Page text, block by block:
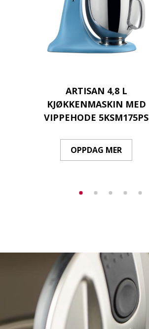
ARTISAN 4,8 L
KJØKKENMASKIN MED
VIPPEHODE 5KSM175PS
OPPDAG MER